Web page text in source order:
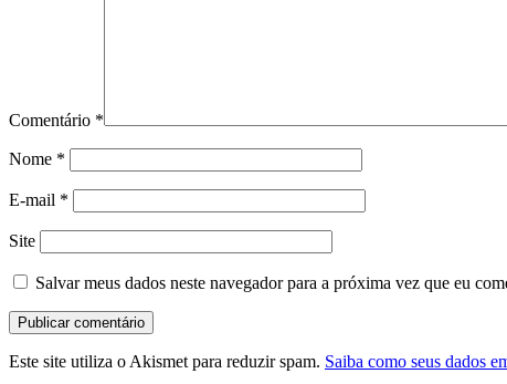
Comentário *
Nome *
E-mail *
Site
Salvar meus dados neste navegador para a próxima vez que eu
Este site utiliza o Akismet para reduzir spam. Saiba como seus dados